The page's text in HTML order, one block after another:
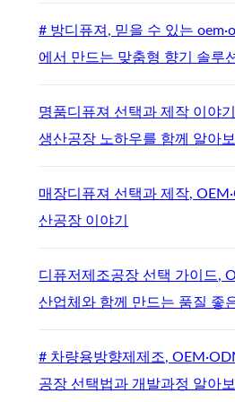
# 방디퓨져, 믿을 수 있는
에서 만드는 맞춤형 향기 솔루
명품디퓨져 선택과 제작 이야
생산공장 노하우를 함께 알아
매장디퓨져 선택과 제작,
산공장 이야기
디퓨저제조공장 선택 가이드,
산업체와 함께 만드는 품질 좋
# 차량용방향제제조,
공장 선택법과 개발과정 알아보